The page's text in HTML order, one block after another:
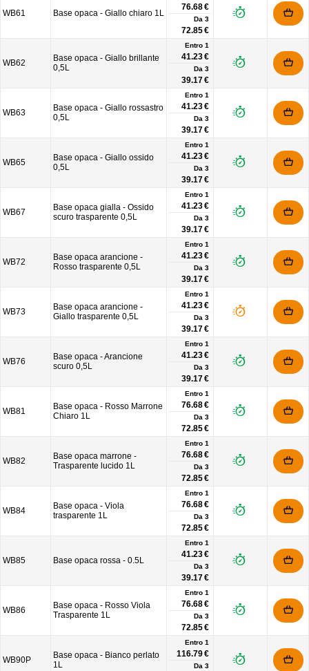
WB61 Base opaca - Giallo chiaro 1L
76.68 €
Da 3
72.85 €
WB62
Base opaca - Giallo brillante
0,5L
Entro 1
41.23 €
Da 3
39.17 €
WB63
Base opaca - Giallo rossastro
0,5L
Entro 1
41.23 €
Da 3
39.17 €
WB65
Base opaca - Giallo ossido
0,5L
Entro 1
41.23 €
Da 3
39.17 €
WB67
Base opaca gialla - Ossido
scuro trasparente 0,5L
Entro 1
41.23 €
Da 3
39.17 €
WB72
Base opaca arancione -
Rosso trasparente 0,5L
Entro 1
41.23 €
Da 3
39.17 €
WB73
Base opaca arancione -
Giallo trasparente 0,5L
Entro 1
41.23 €
Da 3
39.17 €
WB76
Base opaca - Arancione
scuro 0,5L
Entro 1
41.23 €
Da 3
39.17 €
WB81
Base opaca - Rosso Marrone
Chiaro 1L
Entro 1
76.68 €
Da 3
72.85 €
WB82
Base opaca marrone -
Trasparente lucido 1L
Entro 1
76.68 €
Da 3
72.85 €
WB84
Base opaca - Viola
trasparente 1L
Entro 1
76.68 €
Da 3
72.85 €
WB85 Base opaca rossa - 0.5L
Entro 1
41.23 €
Da 3
39.17 €
WB86
Base opaca - Rosso Viola
Trasparente 1L
Entro 1
76.68 €
Da 3
72.85 €
WB90P
Base opaca - Bianco perlato
1L
Entro 1
116.79 €
Da 3